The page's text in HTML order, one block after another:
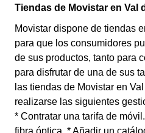
Tiendas de Movistar en Val
Movistar dispone de tiendas
para que los consumidores
de sus productos, tanto para
para disfrutar de una de sus
las tiendas de Movistar en
realizarse las siguientes
* Contratar una tarifa de
fibra óptica. * Añadir un